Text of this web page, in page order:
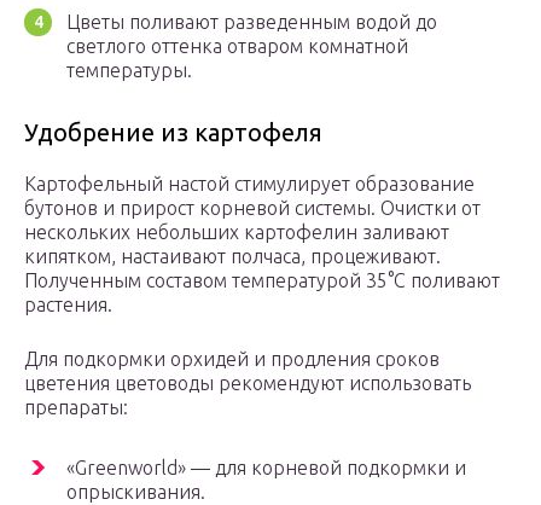
Цветы поливают разведенным водой до
светлого оттенка отваром комнатной
температуры.
Удобрение из картофеля
Картофельный настой стимулирует образование
бутонов и прирост корневой системы. Очистки от
нескольких небольших картофелин заливают
кипятком, настаивают полчаса, процеживают.
Полученным составом температурой 35°С поливают
растения.
Для подкормки орхидей и продления сроков
цветения цветоводы рекомендуют использовать
препараты:
«Greenworld» — для корневой подкормки и
опрыскивания.